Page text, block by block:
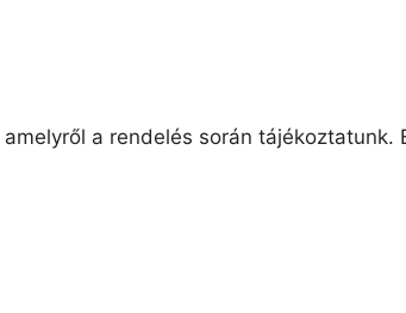
a rendelés során tájékoztatunk.